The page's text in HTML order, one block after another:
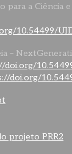
para a Ciência
10.54499/
–
doi.org/
doi.org/
projeto PRR2